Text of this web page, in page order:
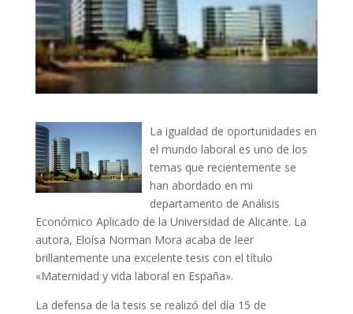
La igualdad de oportunidades en
el mundo laboral es uno de los
temas que recientemente se
han abordado en mi
departamento de Análisis
Económico Aplicado de la Universidad de Alicante. La
autora, Eloísa Norman Mora acaba de leer
brillantemente una excelente tesis con el título
«Maternidad y vida laboral en España».
La defensa de la tesis se realizó del día 15 de